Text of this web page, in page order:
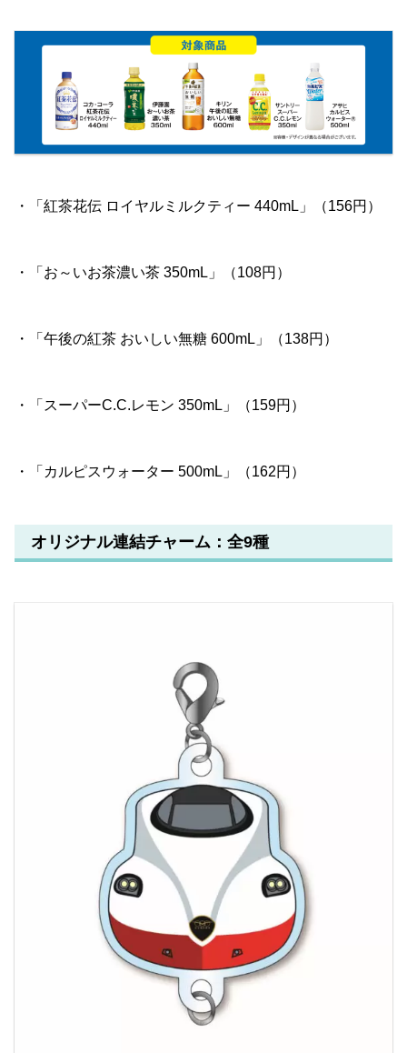
・「紅茶花伝 ロイヤルミルクティー 440mL」（156円）
・「お～いお茶濃い茶 350mL」（108円）
・「午後の紅茶 おいしい無糖 600mL」（138円）
・「スーパーC.C.レモン 350mL」（159円）
・「カルピスウォーター 500mL」（162円）
オリジナル連結チャーム：全9種